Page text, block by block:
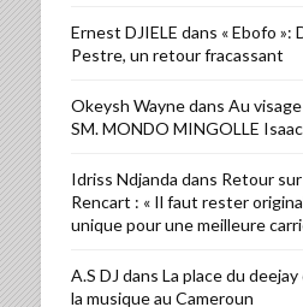
Ernest DJIELE dans « Ebofo »:
Pestre, un retour fracassant
Okeysh Waynedans Au
SM. MONDO MINGOLLE
Idriss Ndjanda dans Retour
Rencart : « Il faut rester
unique pour une meilleure
A.S DJ dans La place du
la musique au Cameroun